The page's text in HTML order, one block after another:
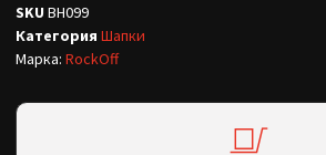
SKU BH099
Категория Шапки
Марка: RockOff